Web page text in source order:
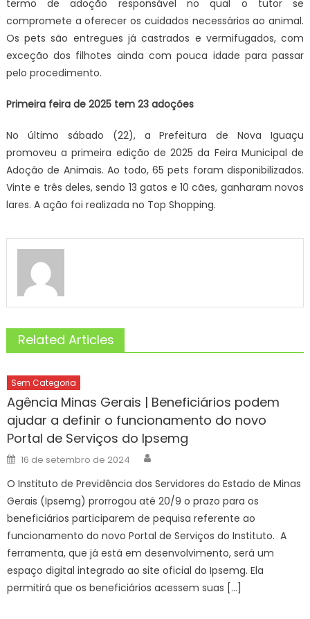
termo de adoção responsável no qual o tutor se
compromete a oferecer os cuidados necessários ao animal.
Os pets são entregues já castrados e vermifugados, com
exceção dos filhotes ainda com pouca idade para passar
pelo procedimento.
Primeira feira de 2025 tem 23 adoções
No último sábado (22), a Prefeitura de Nova Iguaçu
promoveu a primeira edição de 2025 da Feira Municipal de
Adoção de Animais. Ao todo, 65 pets foram disponibilizados.
Vinte e três deles, sendo 13 gatos e 10 cães, ganharam novos
lares. A ação foi realizada no Top Shopping.
Related Articles
Sem Categoria
Agência Minas Gerais | Beneficiários podem
ajudar a definir o funcionamento do novo
Portal de Serviços do Ipsemg
Posted
on
16 de setembro de 2024
O Instituto de Previdência dos Servidores do Estado de Minas
Gerais (Ipsemg) prorrogou até 20/9 o prazo para os
beneficiários participarem de pequisa referente ao
funcionamento do novo Portal de Serviços do Instituto. A
ferramenta, que já está em desenvolvimento, será um
espaço digital integrado ao site oficial do Ipsemg. Ela
permitirá que os beneficiários acessem suas […]